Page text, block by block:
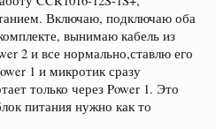
Включаю, подключаю оба
вынимаю кабель из
2 и все нормально,ставлю его
1 и микротик сразу
только через Power 1. Это
питания нужно как то